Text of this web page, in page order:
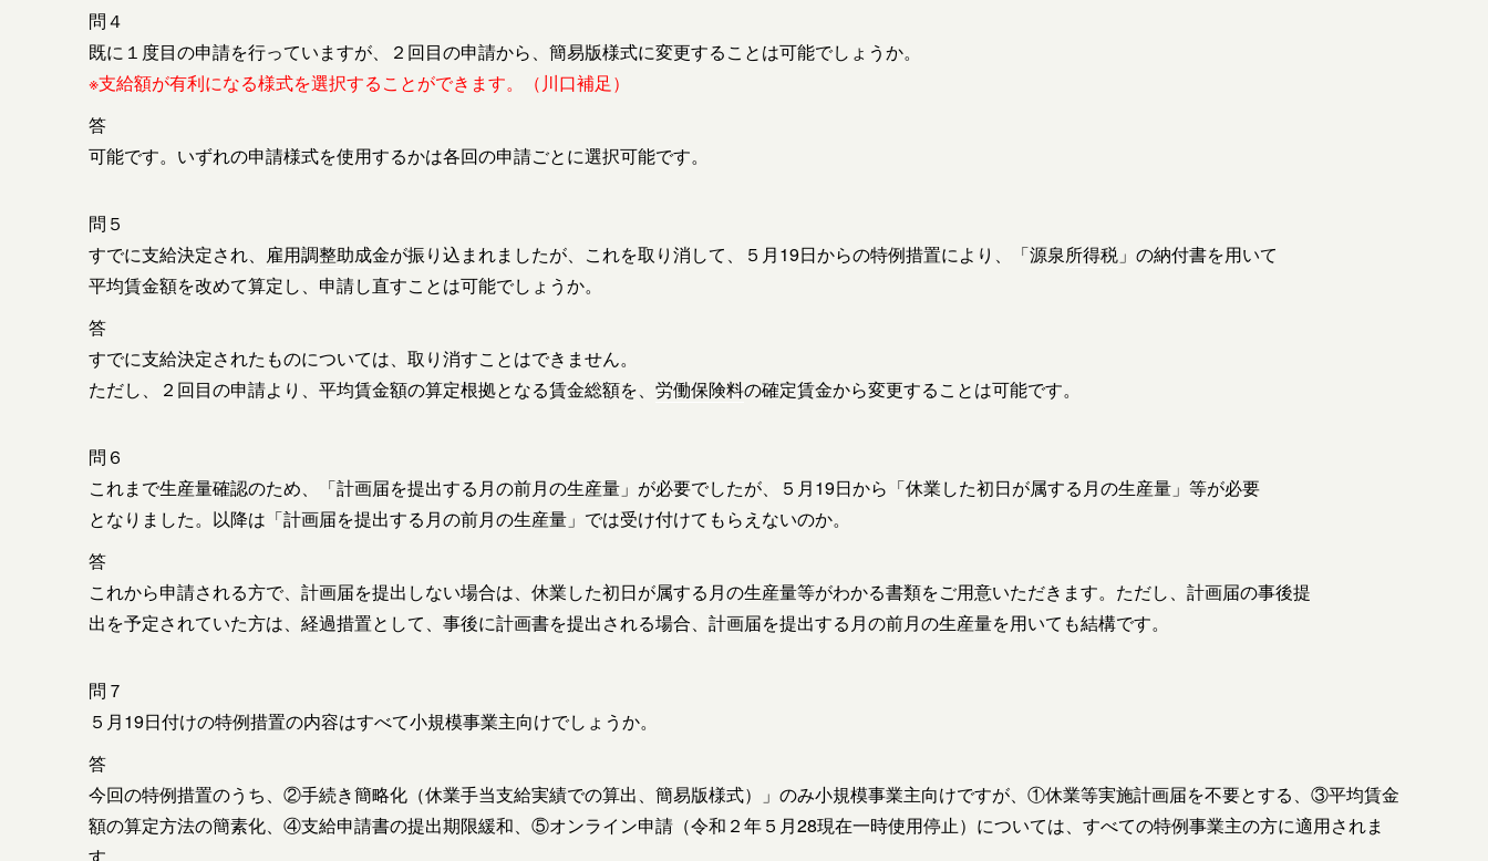
問４
既に１度目の申請を行っていますが、２回目の申請から、簡易版様式に変更することは可能でしょうか。
※支給額が有利になる様式を選択することができます。（川口補足）
答
可能です。いずれの申請様式を使用するかは各回の申請ごとに選択可能です。
問５
すでに支給決定され、 雇用調整助成金が振り込まれましたが、これを取り消して、５月19日からの特例措置により、「源泉所得税 」の納付書を用いて
平均賃金額を改めて算定し、申請し直すことは可能でしょうか。
答
すでに支給決定されたものについては、取り消すことはできません。
ただし、２回目の申請より、平均賃金額の算定根拠となる賃金総額を、 労働保険料の確定賃金から変更することは可能です。
問６
これまで生産量確認のため、「計画届を提出する月の前月の生産量」が必要でしたが、５月19日から「休業した初日が属する月の生産量」等が必要
となりました。以降は「計画届を提出する月の前月の生産量」では受け付けてもらえないのか。
答
これから申請される方で、計画届を提出しない場合は、休業した初日が属する月の生産量等がわかる書類をご用意いただきます。ただし、計画届の事後提
出を予定されていた方は、経過措置として、事後に計画書を提出される場合、計画届を提出する月の前月の生産量を用いても結構です。
問７
５月19日付けの特例措置の内容はすべて小規模事業主向けでしょうか。
答
今回の特例措置のうち、②手続き簡略化（休業手当支給実績での算出、簡易版様式）」のみ小規模事業主向けですが、①休業等実施計画届を不要とする、③平均賃金
額の算定方法の簡素化、④支給申請書の提出期限緩和、⑤オンライン申請（令和２年５月28現在一時使用停止）については、すべての特例事業主の方に適用されま